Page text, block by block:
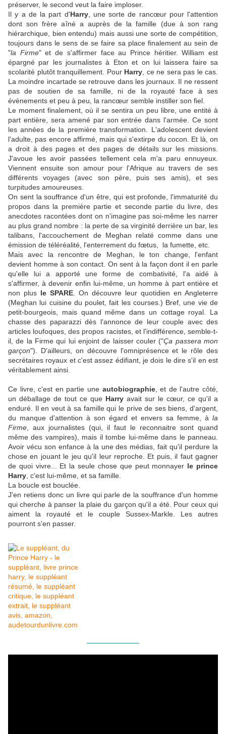
préserver, le second veut la faire imploser.
Il y a de la part d'Harry, une sorte de rancœur pour l'attention
dont son frère aîné a auprès de la famille (due à son rang
hiérarchique, bien entendu) mais aussi une sorte de compétition,
toujours dans le sens de se faire sa place finalement au sein de
"la Firme" et de s'affirmer face au Prince héritier. William est
épargné par les journalistes à Eton et on lui laissera faire sa
scolarité plutôt tranquillement. Pour Harry , ce ne sera pas le cas.
La moindre incartade se retrouve dans les journaux. Il ne ressent
pas de soutien de sa famille, ni de la royauté face à ses
évènements et peu à peu, la rancœur semble instiller son fiel.
Le moment finalement, où il se sentira un peu libre, une entité à
part entière, sera amené par son entrée dans l'armée. Ce sont
les années de la première transformation. L'adolescent devient
l'adulte, pas encore affirmé, mais qui s'extirpe du cocon. Et là, on
a droit à des pages et des pages de détails sur les missions.
J'avoue les avoir passées tellement cela m'a paru ennuyeux.
Viennent ensuite son amour pour l'Afrique au travers de ses
différents voyages (avec son père, puis ses amis), et ses
turpitudes amoureuses.
On sent la souffrance d'un être, qui est profonde, l'immaturité du
propos dans la première partie et seconde partie du livre, des
anecdotes racontées dont on n'imagine pas soi-même les narrer
au plus grand nombre : la perte de sa virginité derrière un bar, les
talibans, l'accouchement de Meghan relaté comme dans une
émission de téléréalité, l'enterrement du fœtus, la fumette, etc.
Mais avec la rencontre de Meghan, le ton change, l'enfant
devient homme à son contact. On sent à la façon dont il en parle
qu'elle lui a apporté une forme de combativité, l'a aidé à
s'affirmer, à devenir enfin lui-même, un homme à part entière et
non plus le SPARE . On découvre leur quotidien en Angleterre
(Meghan lui cuisine du poulet, fait les courses.) Bref, une vie de
petit-bourgeois, mais quand même dans un cottage royal. La
chasse des paparazzi dès l'annonce de leur couple avec des
articles loufoques, des propos racistes, et l'indifférence, semble-t-
il, de la Firme qui lui enjoint de laisser couler ("Ça passera mon
garçon"). D'ailleurs, on découvre l'omniprésence et le rôle des
secrétaires royaux et c'est assez édifiant, je dois le dire s'il en est
véritablement ainsi.
Ce livre, c'est en partie une autobiographie, et de l'autre côté,
un déballage de tout ce que Harry avait sur le cœur, ce qu'il a
enduré. Il en veut à sa famille qui le prive de ses biens, d'argent,
du manque d'attention à son égard et envers sa femme, à la
Firme , aux journalistes (qui, il faut le reconnaitre sont quand
même des vampires), mais il tombe lui-même dans le panneau.
Avoir vécu son enfance à la une des médias, fait qu'il perdure la
chose en jouant le jeu qu'il leur reproche. Et puis, il faut gagner
de quoi vivre... Et la seule chose que peut monnayer le prince
Harry , c'est lui-même, et sa famille.
La boucle est bouclée.
J'en retiens donc un livre qui parle de la souffrance d'un homme
qui cherche à panser la plaie du garçon qu'il a été. Pour ceux qui
aiment la royauté et le couple Sussex-Markle. Les autres
pourront s'en passer.